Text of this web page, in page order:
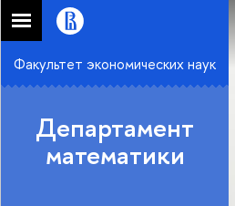
Факультет экономических наук
Департамент
математики